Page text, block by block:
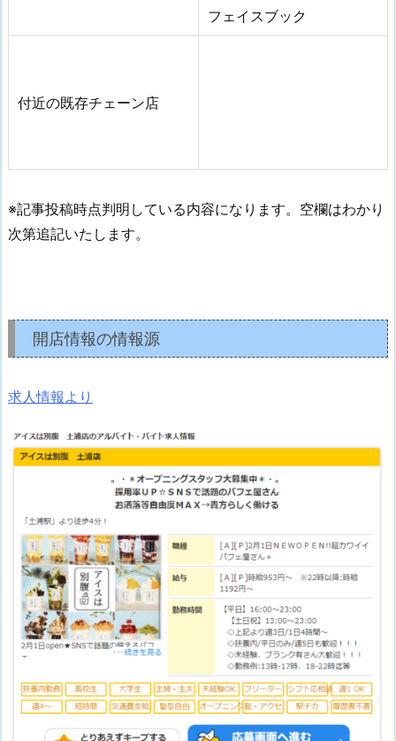
フェイスブック
付近の既存チェーン店
※記事投稿時点判明している内容になります。空欄はわかり
次第追記いたします。
開店情報の情報源
求人情報より